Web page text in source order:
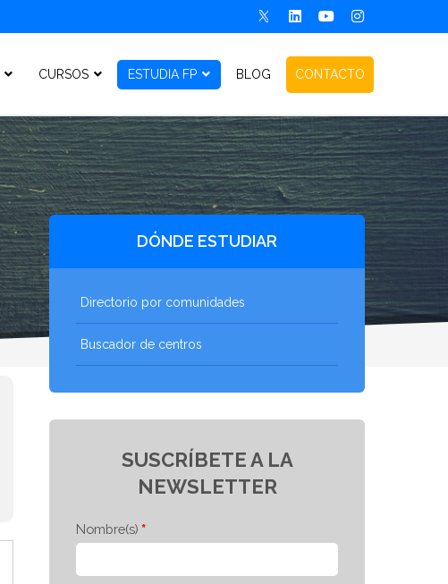
CURSOS ESTUDIA FP BLOG CONTACTO
DÓNDE ESTUDIAR
Directorio por comunidades
Buscador de centros
SUSCRÍBETE A LA
NEWSLETTER
Nombre(s)